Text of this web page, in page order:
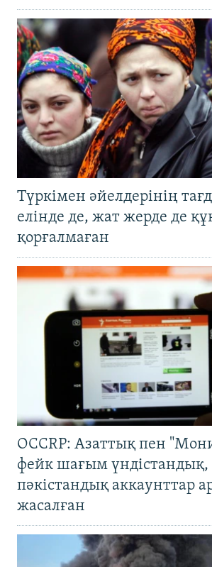
Түркімен әйелдерінің
елінде де, жат жерде де
қорғалмаған
OCCRP: Азаттық пен
фейк шағым үндістандық,
пәкістандық аккаунттар
жасалған